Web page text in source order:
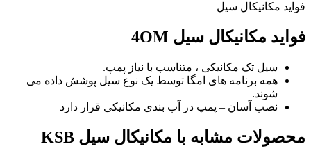
فواید مکانیکال سیل
فواید مکانیکال سیل 4OM
سیل تک مکانیکی ، متناسب با نیاز پمپ.
همه برنامه های امگا توسط یک نوع سیل پوشش داده می
شوند.
نصب آسان – پمپ در آب بندی مکانیکی قرار دارد
محصولات مشابه با مکانیکال سیل KSB